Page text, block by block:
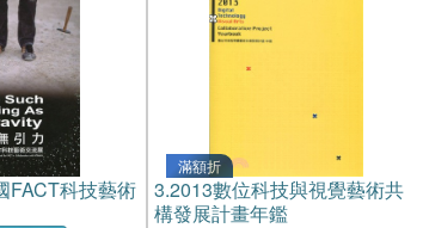
FACT科技藝術
滿額折
3.2013數位科技與視覺藝術共
構發展計畫年鑑